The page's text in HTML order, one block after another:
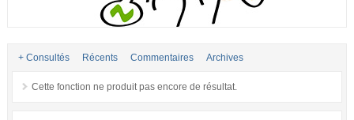
+ Consultés Récents Commentaires Archives
Cette fonction ne produit pas encore de résultat.